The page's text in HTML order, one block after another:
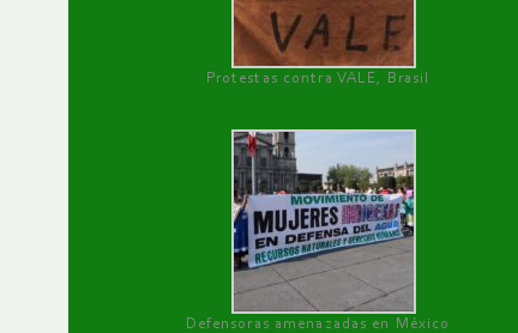
Protestas contra VALE, Brasil
Defensoras amenazadas en México